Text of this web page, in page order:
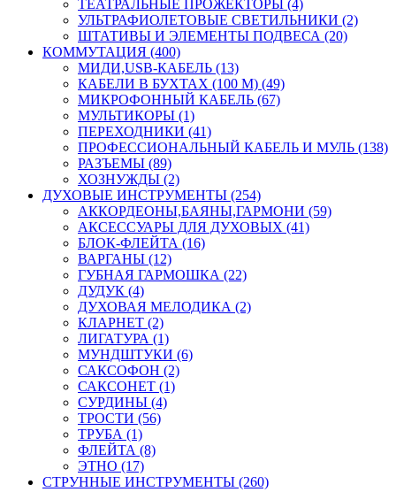
ТЕАТРАЛЬНЫЕ ПРОЖЕКТОРЫ (4)
УЛЬТРАФИОЛЕТОВЫЕ СВЕТИЛЬНИКИ (2)
ШТАТИВЫ И ЭЛЕМЕНТЫ ПОДВЕСА (20)
КОММУТАЦИЯ (400)
МИДИ,USB-КАБЕЛЬ (13)
КАБЕЛИ В БУХТАХ (100 М) (49)
МИКРОФОННЫЙ КАБЕЛЬ (67)
МУЛЬТИКОРЫ (1)
ПЕРЕХОДНИКИ (41)
ПРОФЕССИОНАЛЬНЫЙ КАБЕЛЬ И МУЛЬ (138)
РАЗЪЕМЫ (89)
ХОЗНУЖДЫ (2)
ДУХОВЫЕ ИНСТРУМЕНТЫ (254)
АККОРДЕОНЫ,БАЯНЫ,ГАРМОНИ (59)
АКСЕССУАРЫ ДЛЯ ДУХОВЫХ (41)
БЛОК-ФЛЕЙТА (16)
ВАРГАНЫ (12)
ГУБНАЯ ГАРМОШКА (22)
ДУДУК (4)
ДУХОВАЯ МЕЛОДИКА (2)
КЛАРНЕТ (2)
ЛИГАТУРА (1)
МУНДШТУКИ (6)
САКСОФОН (2)
САКСОНЕТ (1)
СУРДИНЫ (4)
ТРОСТИ (56)
ТРУБА (1)
ФЛЕЙТА (8)
ЭТНО (17)
СТРУННЫЕ ИНСТРУМЕНТЫ (260)